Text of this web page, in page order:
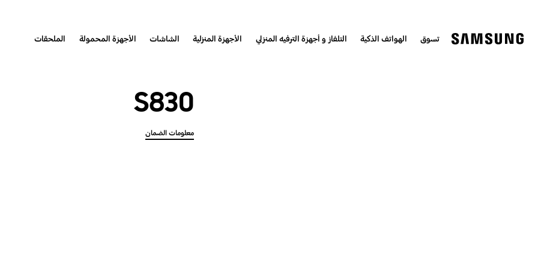
تسوق الهواتف الذكية التلفاز و أجهزة الترفيه المنزلي الأجهزة المنزلية الشاشات الأجهزة المحمولة الملحقات
S830
معلومات الضمان